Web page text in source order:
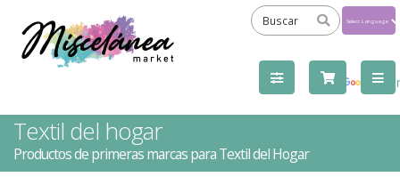
by
Textil del hogar
Productos de primeras marcas para Textil del Hogar